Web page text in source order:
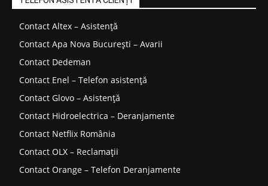
Contact Altex – Asistență
Contact Apa Nova București – Avarii
Contact Dedeman
Contact Enel – Telefon asistență
Contact Glovo – Asistență
Contact Hidroelectrica – Deranjamente
Contact Netflix România
Contact OLX – Reclamații
Contact Orange – Telefon Deranjamente